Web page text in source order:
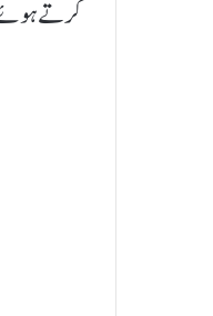
کرتے ہوئے